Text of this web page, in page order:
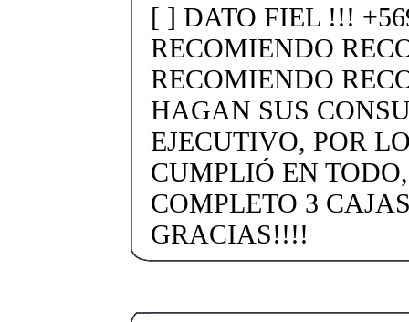
[ ] DATO FIEL !!!
RECOMIENDO
RECOMIENDO
HAGAN SUS
EJECUTIVO, POR
CUMPLIÓ EN
COMPLETO 3
GRACIAS!!!!